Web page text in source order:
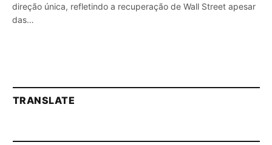
direção única, refletindo a recuperação de Wall Street apesar
das…
TRANSLATE